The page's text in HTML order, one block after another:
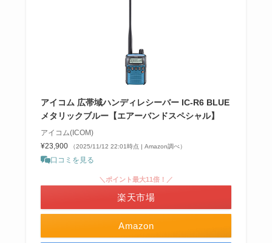
アイコム 広帯域ハンディレシーバー IC-R6 BLUE
メタリックブルー【エアーバンドスペシャル】
アイコム(ICOM)
¥23,900
（2025/11/12 22:01時点 | Amazon調べ）
口コミを見る
Amazon
＼ポイント最大11倍！／
楽天市場